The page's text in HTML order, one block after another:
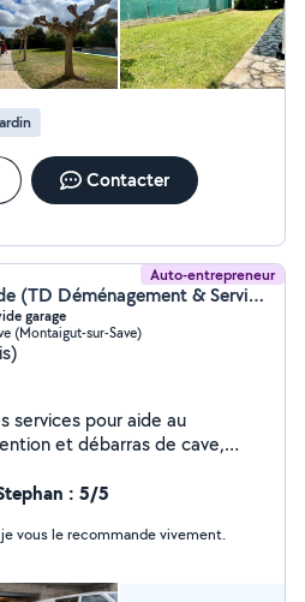
Contacter
Auto-entrepreneur
Thomas Dayde (TD Déménagement & Services)
garage
(Montaigut-sur-Save)
services pour aide au
et débarras de cave,
vider des espaces
effectuer le montage de vos
Sérieux, ponctuel et
: 5/5
vous le recommande vivement.